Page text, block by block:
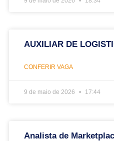
AUXILIAR DE
CONFERIR VAGA
9 de maio de 2026 17:44
Analista de